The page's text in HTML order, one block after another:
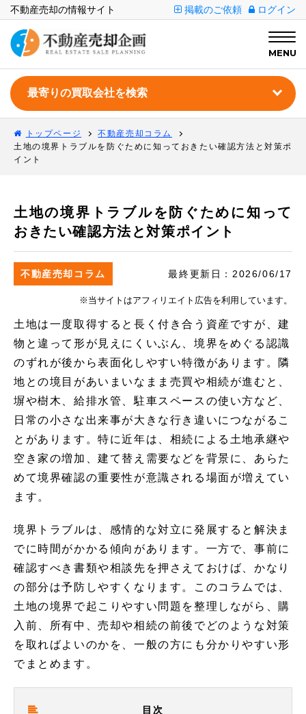
不動産売却の情報サイト 掲載のご依頼 ログイン
MENU
トップページ
不動産売却コラム
土地の境界トラブルを防ぐために知っておきたい確認方法と対策ポ
イント
土地の境界トラブルを防ぐために知って
おきたい確認方法と対策ポイント
不動産売却コラム 最終更新日： 2026/06/17
※当サイトはアフィリエイト広告を利用しています。
土地は一度取得すると長く付き合う資産ですが、建
物と違って形が見えにくいぶん、境界をめぐる認識
のずれが後から表面化しやすい特徴があります。隣
地との境目があいまいなまま売買や相続が進むと、
塀や樹木、給排水管、駐車スペースの使い方など、
日常の小さな出来事が大きな行き違いにつながるこ
とがあります。特に近年は、相続による土地承継や
空き家の増加、建て替え需要などを背景に、あらた
めて境界確認の重要性が意識される場面が増えてい
ます。
境界トラブルは、感情的な対立に発展すると解決ま
でに時間がかかる傾向があります。一方で、事前に
確認すべき書類や相談先を押さえておけば、かなり
の部分は予防しやすくなります。このコラムでは、
土地の境界で起こりやすい問題を整理しながら、購
入前、所有中、売却や相続の前後でどのような対策
を取ればよいのかを、一般の方にも分かりやすい形
でまとめます。
目次